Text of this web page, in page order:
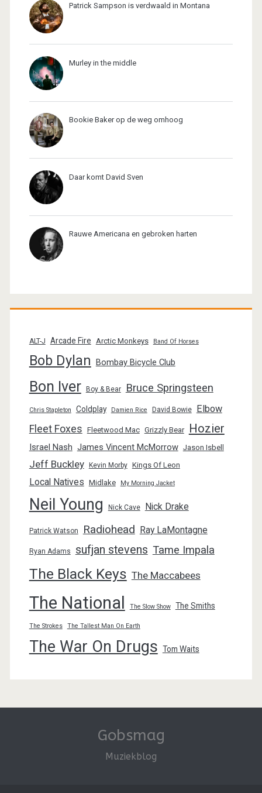
Patrick Sampson is verdwaald in Montana
Murley in the middle
Bookie Baker op de weg omhoog
Daar komt David Sven
Rauwe Americana en gebroken harten
ALT-J Arcade Fire Arctic Monkeys Band Of Horses
Bob Dylan Bombay Bicycle Club
Bon Iver Boy & Bear Bruce Springsteen
Chris Stapleton Coldplay Damien Rice David Bowie Elbow
Fleet Foxes Fleetwood Mac Grizzly Bear Hozier
Israel Nash James Vincent McMorrow Jason Isbell
Jeff Buckley Kevin Morby Kings Of Leon
Local Natives Midlake My Morning Jacket
Neil Young Nick Cave Nick Drake
Patrick Watson Radiohead Ray LaMontagne
Ryan Adams sufjan stevens Tame Impala
The Black Keys The Maccabees
The National The Slow Show The Smiths
The Strokes The Tallest Man On Earth
The War On Drugs Tom Waits
Gobsmag
Muziekblog